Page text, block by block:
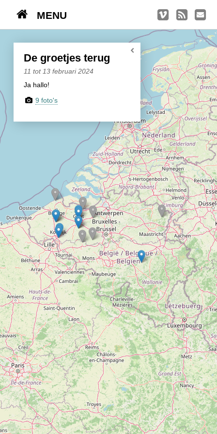
MENU
België / Duitsland / Nederland
Bounding Boxes
Ambiance, ambiance, ambiance
De groetjes terug
Doelloos
Ronde Van Flandriën
Dhr. Dries
Schapentocht
Het lossen van de kunst
Kerkstraten
7 rollen van Steven Seagal
Dodentocht
Redelijk slecht weer
In vogelvlucht
De groetjes terug
11 tot 13 februari 2024
Ja hallo!
9 foto's